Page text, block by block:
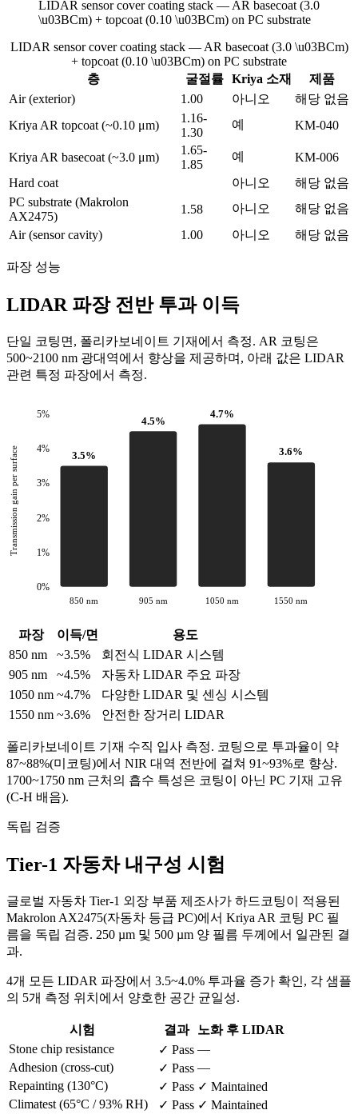
LIDAR sensor cover coating stack — AR basecoat (3.0
\u03BCm) + topcoat (0.10 \u03BCm) on PC substrate
LIDAR sensor cover coating stack — AR basecoat (3.0 \u03BCm)
+ topcoat (0.10 \u03BCm) on PC substrate
층
굴절률 Kriya 소재
제품
Air (exterior)
1.00 아니오
해당 없음
Kriya AR topcoat (~0.10 μm)
1.16-
1.30
예 KM-040
Kriya AR basecoat (~3.0 μm)
1.65-
1.85
예
KM-006
Hard coat
아니오
해당 없음
PC substrate (Makrolon
AX2475)
1.58 아니오
해당 없음
Air (sensor cavity)
1.00 아니오 해당 없음
파장 성능
LIDAR 파장 전반 투과 이득
단일 코팅면, 폴리카보네이트 기재에서 측정. AR 코팅은
500~2100 nm 광대역에서 향상을 제공하며, 아래 값은 LIDAR
관련 특정 파장에서 측정.
0%
1%
2%
3%
4%
5%
3.5%
850 nm
4.5%
905 nm
4.7%
1050 nm
3.6%
1550 nm
Transmission gain per surface
파장 이득/면
용도
850 nm
~3.5%
회전식 LIDAR 시스템
905 nm
~4.5%
자동차 LIDAR 주요 파장
1050 nm ~4.7%
다양한 LIDAR 및 센싱 시스템
1550 nm ~3.6% 안전한 장거리 LIDAR
폴리카보네이트 기재 수직 입사 측정. 코팅으로 투과율이 약
87~88%(미코팅)에서 NIR 대역 전반에 걸쳐 91~93%로 향상.
1700~1750 nm 근처의 흡수 특성은 코팅이 아닌 PC 기재 고유
(C-H 배음).
독립 검증
Tier-1 자동차 내구성 시험
글로벌 자동차 Tier-1 외장 부품 제조사가 하드코팅이 적용된
Makrolon AX2475(자동차 등급 PC)에서 Kriya AR 코팅 PC 필
름을 독립 검증. 250 µm 및 500 µm 양 필름 두께에서 일관된 결
과.
4개 모든 LIDAR 파장에서 3.5~4.0% 투과율 증가 확인, 각 샘플
의 5개 측정 위치에서 양호한 공간 균일성.
시험 결과
노화 후 LIDAR
Stone chip resistance
✓ Pass —
Adhesion (cross-cut)
✓ Pass —
Repainting (130°C)
✓ Pass ✓ Maintained
Climatest (65°C / 93% RH)
✓ Pass ✓ Maintained